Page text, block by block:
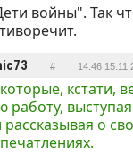
войны". Так
# 14:46
кстати,
работу,
о